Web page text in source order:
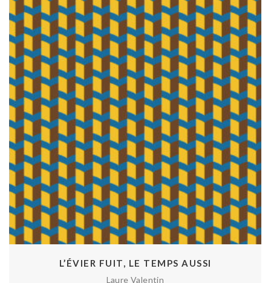
L’ÉVIER FUIT, LE TEMPS AUSSI
Laure Valentin